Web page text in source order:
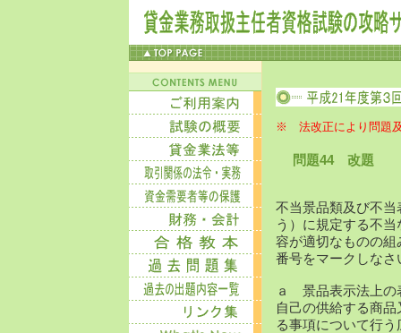
※ 法改正により問題
問題44 改題
不当景品類及び不
う）に規定する不
容が適切なものの
番号をマークしなさ
ａ 景品表示法上の
自己の供給する商
る事項について行